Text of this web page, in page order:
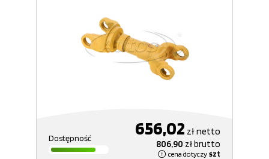
Dostępność 656,02 złnetto
806,90 złbrutto
cena dotyczy szt